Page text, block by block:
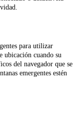
para utilizar
ubicación cuando su
del navegador que se
emergentes estén